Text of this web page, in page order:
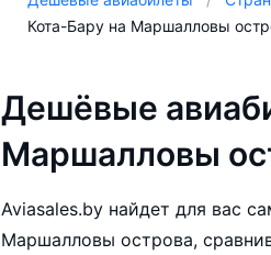
Кота-Бару на Маршалловы
Дешёвые
Маршалловы
Aviasales.by найдет для вас
Маршалловы острова,